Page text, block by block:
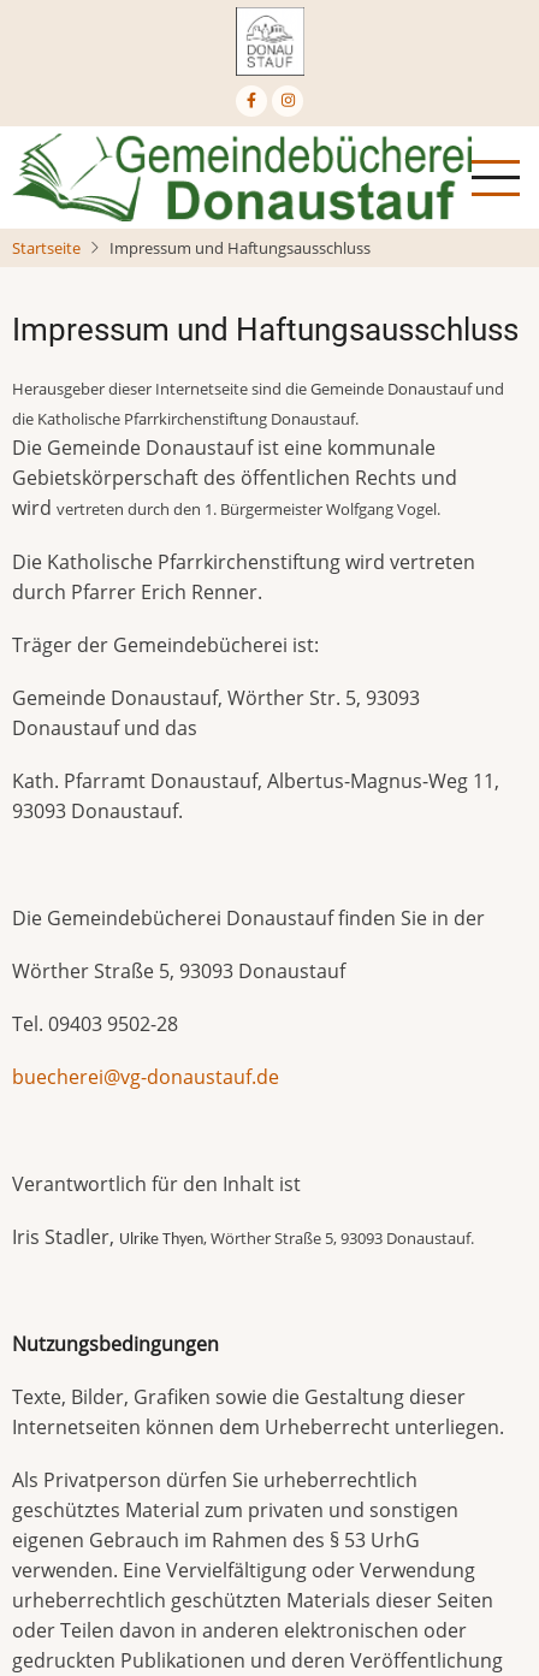
Startseite Impressum und Haftungsausschluss
Impressum und Haftungsausschluss
Herausgeber dieser Internetseite sind die Gemeinde Donaustauf und
die Katholische Pfarrkirchenstiftung Donaustauf.
Die Gemeinde Donaustauf ist eine kommunale
Gebietskörperschaft des öffentlichen Rechts und
wird vertreten durch den 1. Bürgermeister Wolfgang Vogel.
Die Katholische Pfarrkirchenstiftung wird vertreten
durch Pfarrer Erich Renner.
Träger der Gemeindebücherei ist:
Gemeinde Donaustauf, Wörther Str. 5, 93093
Donaustauf und das
Kath. Pfarramt Donaustauf, Albertus-Magnus-Weg 11,
93093 Donaustauf.
Die Gemeindebücherei Donaustauf finden Sie in der
Wörther Straße 5, 93093 Donaustauf
Tel. 09403 9502-28
buecherei@vg-donaustauf.de
Verantwortlich für den Inhalt ist
Iris Stadler, Ulrike Thyen, Wörther Straße 5, 93093 Donaustauf.
Nutzungsbedingungen
Texte, Bilder, Grafiken sowie die Gestaltung dieser
Internetseiten können dem Urheberrecht unterliegen.
Als Privatperson dürfen Sie urheberrechtlich
geschütztes Material zum privaten und sonstigen
eigenen Gebrauch im Rahmen des § 53 UrhG
verwenden. Eine Vervielfältigung oder Verwendung
urheberrechtlich geschützten Materials dieser Seiten
oder Teilen davon in anderen elektronischen oder
gedruckten Publikationen und deren Veröffentlichung